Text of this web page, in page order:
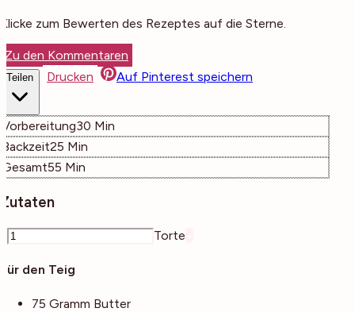
Klicke zum Bewerten des Rezeptes auf die Sterne.
Zu den Kommentaren
Teilen Drucken Auf Pinterest speichern
Vorbereitung30 Minuten
Min
Backzeit25 Minuten
Min
Gesamt55 Minuten
Min
Zutaten
Torte
Für den Teig
75 Gramm Butter